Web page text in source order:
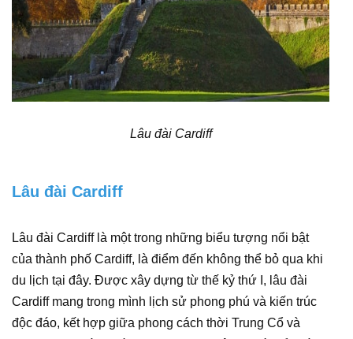
Lâu đài Cardiff
Lâu đài Cardiff
Lâu đài Cardiff là một trong những biểu tượng nổi bật
của thành phố Cardiff, là điểm đến không thể bỏ qua khi
du lịch tại đây. Được xây dựng từ thế kỷ thứ I, lâu đài
Cardiff mang trong mình lịch sử phong phú và kiến trúc
độc đáo, kết hợp giữa phong cách thời Trung Cổ và